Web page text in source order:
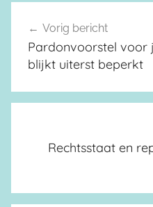
Berichtnavigatie
Vorig bericht
Pardonvoorstel voor
blijkt uiterst beperkt
Rechtsstaat en